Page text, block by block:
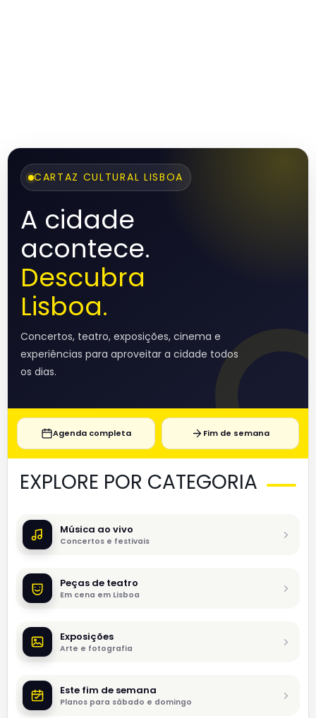
CARTAZ CULTURAL LISBOA
A cidade
acontece.
Descubra
Lisboa.
Concertos, teatro, exposições, cinema e
experiências para aproveitar a cidade todos
os dias.
Agenda completa Fim de semana
EXPLORE POR CATEGORIA
Música ao vivo
Concertos e festivais
Peças de teatro
Em cena em Lisboa
Exposições
Arte e fotografia
Este fim de semana
Planos para sábado e domingo